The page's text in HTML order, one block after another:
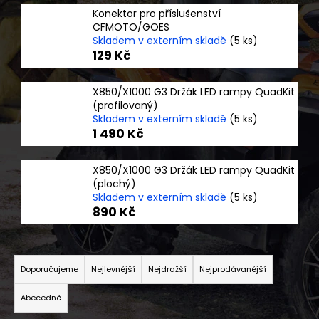
Konektor pro příslušenství
CFMOTO/GOES
Skladem v externím skladě (5 ks)
129 Kč
X850/X1000 G3 Držák LED rampy QuadKit
(profilovaný)
Skladem v externím skladě (5 ks)
1 490 Kč
X850/X1000 G3 Držák LED rampy QuadKit
(plochý)
Skladem v externím skladě (5 ks)
890 Kč
Ř
a
z
e
Doporučujeme Nejlevnější Nejdražší Nejprodávanější
Abecedně
a
í
t
HLEDAT
D
o
p
o
r
u